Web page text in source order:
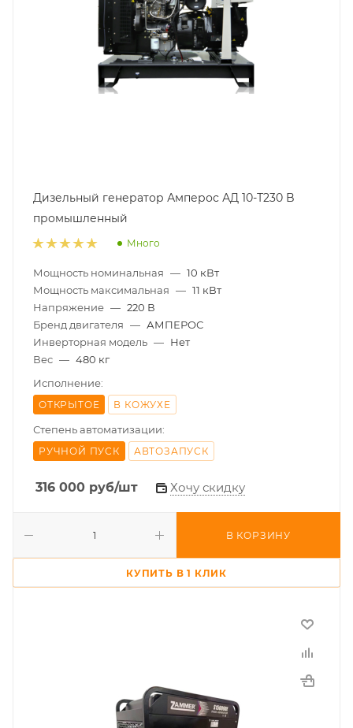
Дизельный генератор Амперос АД 10-Т230 B
промышленный
Много
Мощность номинальная — 10 кВт
Мощность максимальная — 11 кВт
Напряжение — 220 В
Бренд двигателя — АМПЕРОС
Инверторная модель — Нет
Вес — 480 кг
Исполнение:
ОТКРЫТОЕ В КОЖУХЕ
Степень автоматизации:
РУЧНОЙ ПУСК АВТОЗАПУСК
316 000 руб/шт Хочу скидку
В КОРЗИНУ
КУПИТЬ В 1 КЛИК